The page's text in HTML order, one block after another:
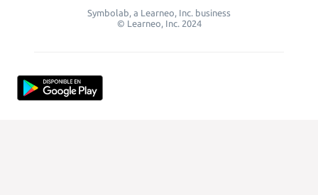
Symbolab, a Learneo, Inc. business
© Learneo, Inc. 2024